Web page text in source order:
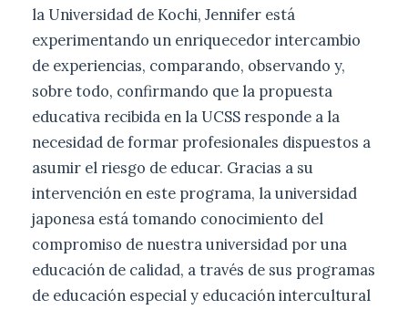
la Universidad de Kochi, Jennifer está
experimentando un enriquecedor intercambio
de experiencias, comparando, observando y,
sobre todo, confirmando que la propuesta
educativa recibida en la UCSS responde a la
necesidad de formar profesionales dispuestos a
asumir el riesgo de educar. Gracias a su
intervención en este programa, la universidad
japonesa está tomando conocimiento del
compromiso de nuestra universidad por una
educación de calidad, a través de sus programas
de educación especial y educación intercultural